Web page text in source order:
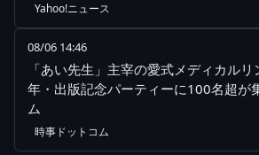
Yahoo!ニュース
08/06 14:46
「あい先生」主宰の愛式メディカル
年・出版記念パーティーに100名超が
ム
時事ドットコム